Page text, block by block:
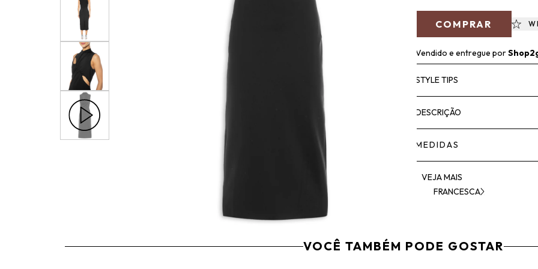
COMPRAR
Vendido e entregue por
STYLE TIPS
DESCRIÇÃO
MEDIDAS
VEJA MAIS
FRANCESCA
VOCÊ TAMBÉM PODE GOSTAR